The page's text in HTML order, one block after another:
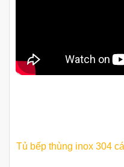
Tủ bếp thùng inox 304